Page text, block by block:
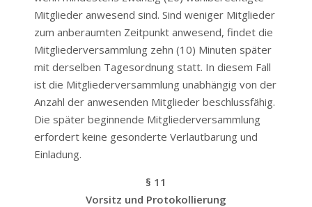
Mitglieder anwesend sind. Sind weniger Mitglieder
zum anberaumten Zeitpunkt anwesend, findet die
Mitgliederversammlung zehn (10) Minuten später
mit derselben Tagesordnung statt. In diesem Fall
ist die Mitgliederversammlung unabhängig von der
Anzahl der anwesenden Mitglieder beschlussfähig.
Die später beginnende Mitgliederversammlung
erfordert keine gesonderte Verlautbarung und
Einladung.
§ 11
Vorsitz und Protokollierung